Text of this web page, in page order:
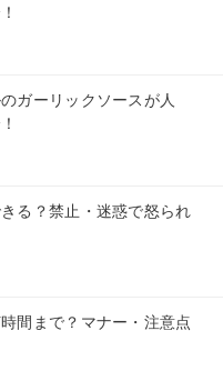
ガーリックソースが人
る？禁止・迷惑で怒られ
間まで？マナー・注意点